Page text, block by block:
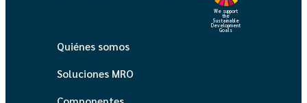
We support
the
Sustainable
Development
Goals
Quiénes somos
Soluciones MRO
Componentes